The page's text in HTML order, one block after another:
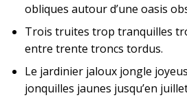
obliques autour d’une oasis
Trois truites trop tranquilles
entre trente troncs tordus.
Le jardinier jaloux jongle
jonquilles jaunes jusqu’en